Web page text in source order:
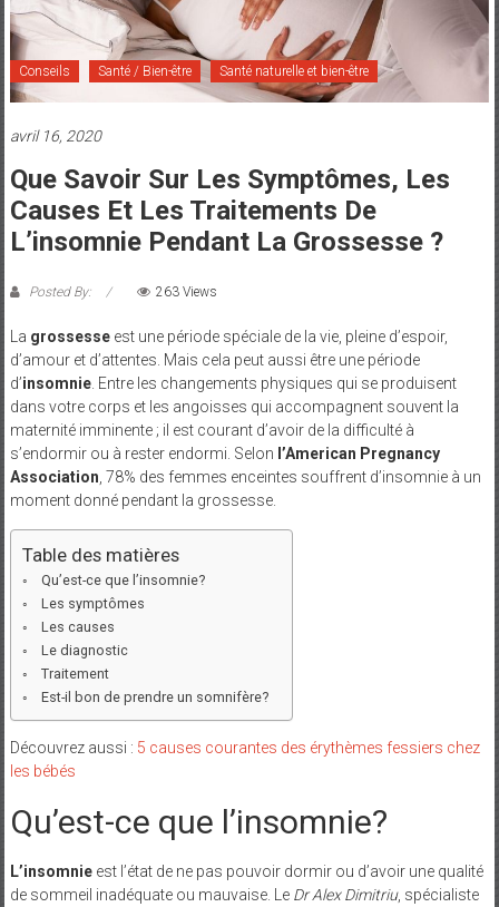
Maman
Conseils Santé / Bien-être Santé naturelle et bien-être
avril 16, 2020
Que Savoir Sur Les Symptômes, Les
Causes Et Les Traitements De
L’insomnie Pendant La Grossesse ?
Posted By: 263 Views
La grossesseest une période spéciale de la vie, pleine d’espoir,
d’amour et d’attentes. Mais cela peut aussi être une période
d’insomnie. Entre les changements physiques qui se produisent
dans votre corps et les angoisses qui accompagnent souvent la
maternité imminente ; il est courant d’avoir de la difficulté à
s’endormir ou à rester endormi. Selon l’American Pregnancy
Association , 78% des femmes enceintes souffrent d’insomnie à un
moment donné pendant la grossesse.
Table des matières
Qu’est-ce que l’insomnie?
Les symptômes
Les causes
Le diagnostic
Traitement
Est-il bon de prendre un somnifère?
Découvrez aussi : 5 causes courantes des érythèmes fessiers chez
les bébés
Qu’est-ce que l’insomnie?
L’insomnieest l’état de ne pas pouvoir dormir ou d’avoir une qualité
de sommeil inadéquate ou mauvaise. Le Dr Alex Dimitriu, spécialiste